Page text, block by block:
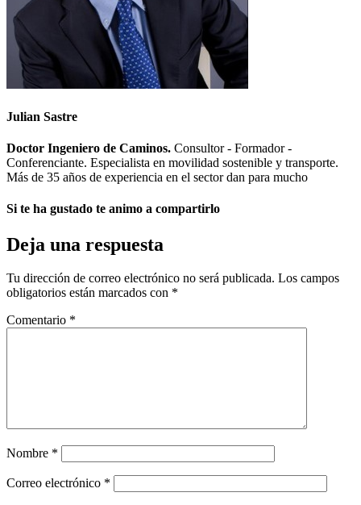
Julian Sastre
Doctor Ingeniero de Caminos. Consultor - Formador -
Conferenciante. Especialista en movilidad sostenible y transporte.
Más de 35 años de experiencia en el sector dan para mucho
Si te ha gustado te animo a compartirlo
Deja una respuesta
Tu dirección de correo electrónico no será publicada. Los campos
obligatorios están marcados con *
Comentario *
Nombre *
Correo electrónico *